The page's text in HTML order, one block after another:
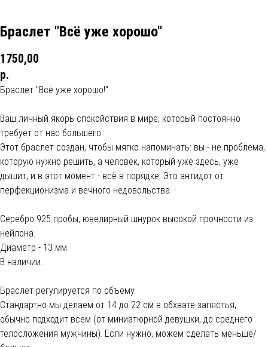
Браслет "Всё уже хорошо"
1750,00
р.
Браслет "Всё уже хорошо!"
Ваш личный якорь спокойствия в мире, который постоянно
требует от нас большего.
Этот браслет создан, чтобы мягко напоминать: вы - не проблема,
которую нужно решить, а человек, который уже здесь, уже
дышит, и в этот момент - всё в порядке. Это антидот от
перфекционизма и вечного недовольства.
Cеребро 925 пробы, ювелирный шнурок высокой прочности из
нейлона.
Диаметр - 13 мм.
В наличии.
Браслет регулируется по объему.
Стандартно мы делаем от 14 до 22 см в обхвате запястья,
обычно подходит всем (от миниатюрной девушки, до среднего
телосложения мужчины). Если нужно, можем сделать меньше/